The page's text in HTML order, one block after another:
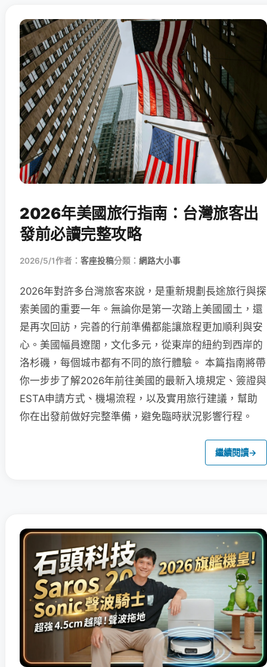
2026年美國旅行指南：台灣旅客出
發前必讀完整攻略
2026/5/1作者： 客座投稿分類： 網路大小事
2026年對許多台灣旅客來說，是重新規劃長途旅行與探
索美國的重要一年。無論你是第一次踏上美國國土，還
是再次回訪，完善的行前準備都能讓旅程更加順利與安
心。美國幅員遼闊，文化多元，從東岸的紐約到西岸的
洛杉磯，每個城市都有不同的旅行體驗。 本篇指南將帶
你一步步了解2026年前往美國的最新入境規定、簽證與
ESTA申請方式、機場流程，以及實用旅行建議，幫助
你在出發前做好完整準備，避免臨時狀況影響行程。
繼續閱讀→